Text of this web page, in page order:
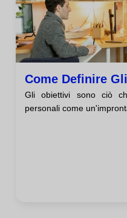
Come Definire
Gli obiettivi sono ciò
personali come